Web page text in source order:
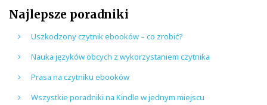
Najlepsze poradniki
Uszkodzony czytnik ebooków – co zrobić?
Nauka języków obcych z wykorzystaniem czytnika
Prasa na czytniku ebooków
Wszystkie poradniki na Kindle w jednym miejscu